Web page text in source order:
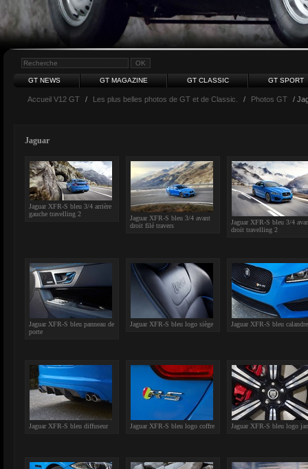
GT NEWS GT MAGAZINE GT CLASSIC GT SPORT
Accueil V12 GT / Les plus belles photos de GT et de Classic. / Photos GT /
Jaguar
Jaguar XFR-S bleu 3/4 arrière
gauche travelling 2
Jaguar XFR-S bleu 3/4 avant
droit filé travers
Jaguar XFR-S bleu 3/4
droit travelling 2
Jaguar XFR-S bleu panneau de
porte
Jaguar XFR-S bleu logo siège Jaguar XFR-S bleu calandre
Jaguar XFR-S bleu diffuseur Jaguar XFR-S bleu logo coffre Jaguar XFR-S bleu logo